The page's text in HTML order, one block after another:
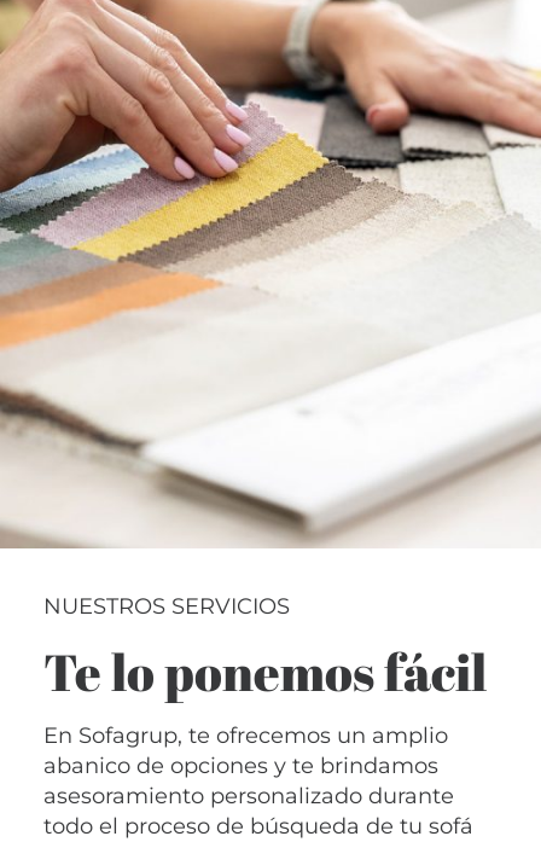
NUESTROS SERVICIOS
Te lo ponemos fácil
En Sofagrup, te ofrecemos un amplio
abanico de opciones y te brindamos
asesoramiento personalizado durante
todo el proceso de búsqueda de tu sofá